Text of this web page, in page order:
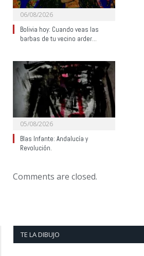
06/08/2026
Bolivia hoy: Cuando veas las
barbas de tu vecino arder…
05/08/2026
Blas Infante: Andalucía y
Revolución.
Comments are closed.
TE LA DIBUJO